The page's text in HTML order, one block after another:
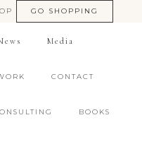
GO SHOPPING
Media
CONTACT
BOOKS